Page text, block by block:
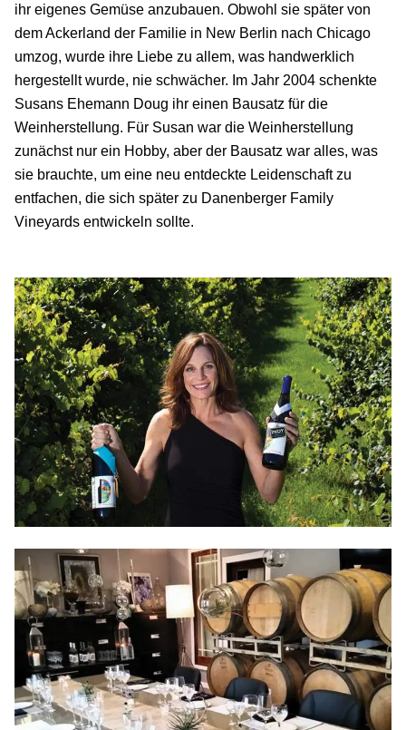
ihr eigenes Gemüse anzubauen. Obwohl sie später von
dem Ackerland der Familie in New Berlin nach Chicago
umzog, wurde ihre Liebe zu allem, was handwerklich
hergestellt wurde, nie schwächer. Im Jahr 2004 schenkte
Susans Ehemann Doug ihr einen Bausatz für die
Weinherstellung. Für Susan war die Weinherstellung
zunächst nur ein Hobby, aber der Bausatz war alles, was
sie brauchte, um eine neu entdeckte Leidenschaft zu
entfachen, die sich später zu Danenberger Family
Vineyards entwickeln sollte.